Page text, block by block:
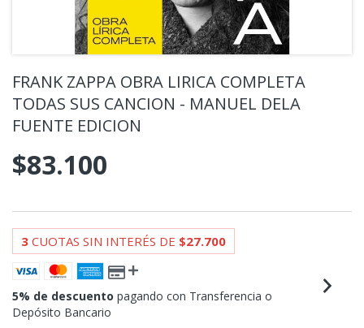
FRANK ZAPPA OBRA LIRICA COMPLETA
TODAS SUS CANCION - MANUEL DELA
FUENTE EDICION
$83.100
3 CUOTAS SIN INTERÉS DE $27.700
5% de descuento pagando con Transferencia o
Depósito Bancario